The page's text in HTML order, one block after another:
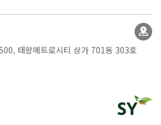
태왕메트로시티 상가 701동 303호